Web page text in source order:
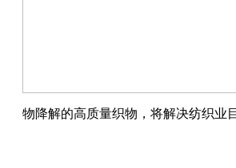
物降解的高质量织物，将解决纺织业